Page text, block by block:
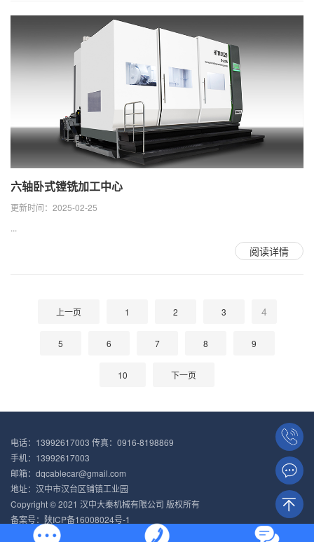
六轴卧式镗铣加工中心
更新时间：2025-02-25
...
阅读详情
上一页 1 2 3 4
5 6 7 8 9
10 下一页
电话：13992617003 传真：0916-8198869
手机：13992617003
邮箱：dqcablecar@gmail.com
地址：汉中市汉台区铺镇工业园
Copyright © 2021 汉中大秦机械有限公司 版权所有
备案号： 陕ICP备16008024号-1